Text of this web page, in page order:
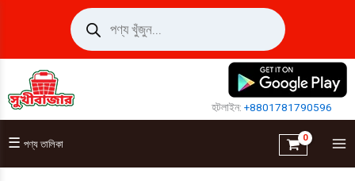
Products
search
হটলাইন:+8801781790596
☰ পণ্য তালিকা